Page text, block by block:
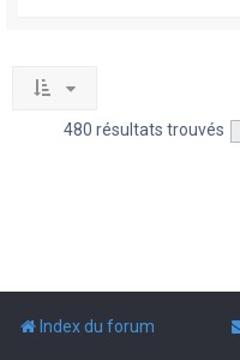
480 résultats trouvés
Index du forum